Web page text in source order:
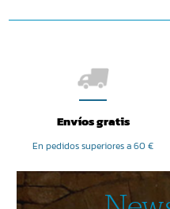
Envíos gratis
En pedidos superiores a 60 €